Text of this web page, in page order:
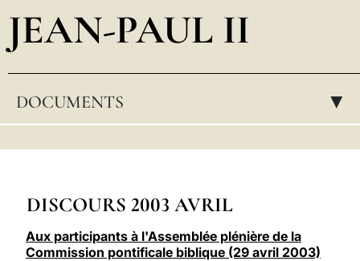
POLSKI
JEAN-PAUL II
DOCUMENTS ▸
DISCOURS 2003 AVRIL
Aux participants à l'Assemblée plénière de la
Commission pontificale biblique (29 avril 2003)